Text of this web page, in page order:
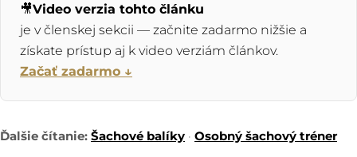
🎥Video verzia tohto článku
je v členskej sekcii — začnite zadarmo nižšie a
získate prístup aj k video verziám článkov.
Začať zadarmo ↓
Ďalšie čítanie: Šachové balíky · Osobný šachový tréner